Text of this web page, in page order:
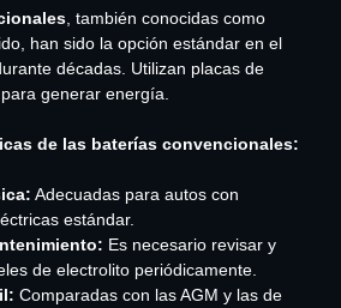
, también conocidas como
han sido la opción estándar en el
décadas. Utilizan placas de
generar energía.
de las baterías convencionales:
Adecuadas para autos con
estándar.
Es necesario revisar y
de electrolito periódicamente.
Comparadas con las AGM y las de